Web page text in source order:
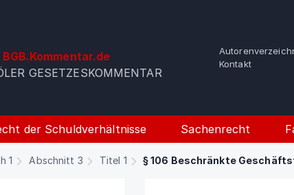
BGB.Kommentar.de
GESETZESKOMMENTAR
Kontakt
der Schuldverhältnisse Sachenrecht
1 Abschnitt 3 Titel 1 § 106 Beschränkte